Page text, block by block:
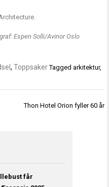
Espen Solli/Avinor Oslo
,Toppsaker Taggedarkitektur,
Thon Hotel Orion fyller 60 år
får